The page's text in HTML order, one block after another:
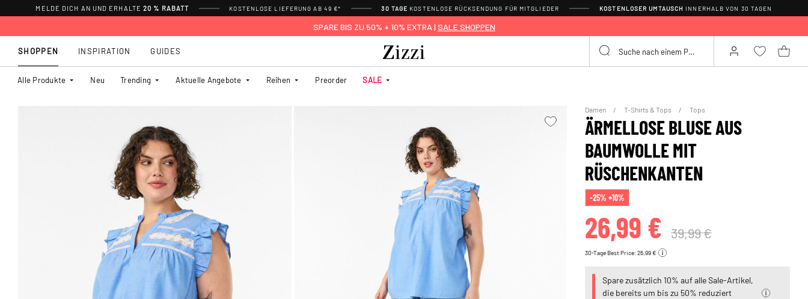
MELDE DICH AN UND ERHALTE20 % RABATT KOSTENLOSE LIEFERUNG AB 49 €* 30 TAGE KOSTENLOSE RÜCKSENDUNG FÜR MITGLIEDER KOSTENLOSER UMTAUSCH INNERHALB VON 30 TAGEN
SPARE BIS ZU 50% + 10% EXTRA | SALE SHOPPEN
SHOPPEN
Alle Produkte Neu Trending Aktuelle Angebote Reihen Preorder SALE
INSPIRATION GUIDES
Damen T-Shirts & Tops Tops
ÄRMELLOSE BLUSE AUS
BAUMWOLLE MIT
RÜSCHENKANTEN
-25% +10%
26,99 € 39,99 €
30-Tage Best Price: 26,99 €
Spare zusätzlich 10% auf alle Sale-Artikel,
die bereits um bis zu 50% reduziert